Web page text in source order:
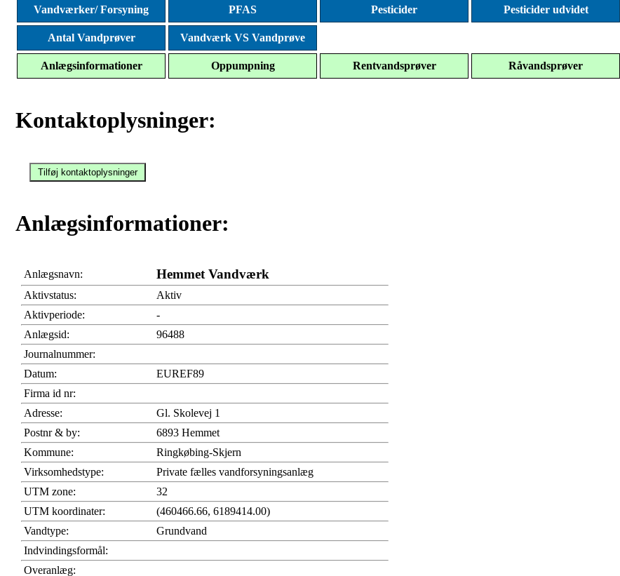
Vandværker/ Forsyning PFAS Pesticider Pesticider udvidet
Antal Vandprøver Vandværk VS Vandprøve
Anlægsinformationer Oppumpning Rentvandsprøver Råvandsprøver
Kontaktoplysninger:
Anlægsinformationer:
Anlægsnavn: Hemmet Vandværk
Aktivstatus:
Aktiv
Aktivperiode:
-
Anlægsid:
96488
Journalnummer:
Datum:
EUREF89
Firma id nr:
Adresse:
Gl. Skolevej 1
Postnr & by:
6893 Hemmet
Kommune:
Ringkøbing-Skjern
Virksomhedstype:
Private fælles vandforsyningsanlæg
UTM zone:
32
UTM koordinater:
(460466.66, 6189414.00)
Vandtype:
Grundvand
Indvindingsformål:
Overanlæg: